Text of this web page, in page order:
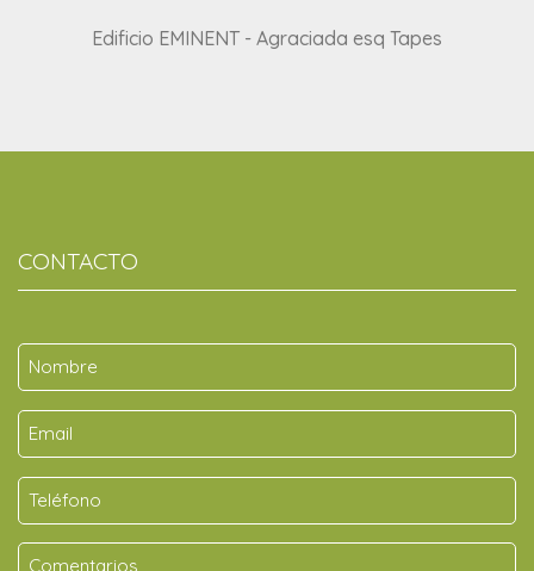
Edificio EMINENT - Agraciada esq Tapes
CONTACTO